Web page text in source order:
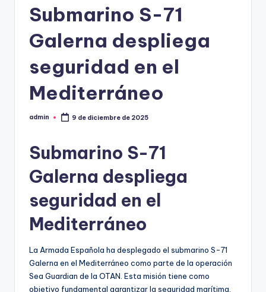
Submarino S-71
Galerna despliega
seguridad en el
Mediterráneo
Publicado
admin 9 de diciembre de 2025
Submarino S-71
Galerna despliega
seguridad en el
Mediterráneo
La Armada Española ha desplegado el submarino S-71
Galerna en el Mediterráneo como parte de la operación
Sea Guardian de la OTAN. Esta misión tiene como
objetivo fundamental garantizar la seguridad marítima,